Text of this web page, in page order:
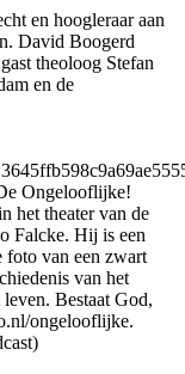
en hoogleraar aan
David Boogerd
theoloog Stefan
en de
Ongelooflijke!
het theater van de
Falcke. Hij is een
foto van een zwart
van het
Bestaat God,
ongelooflijke.